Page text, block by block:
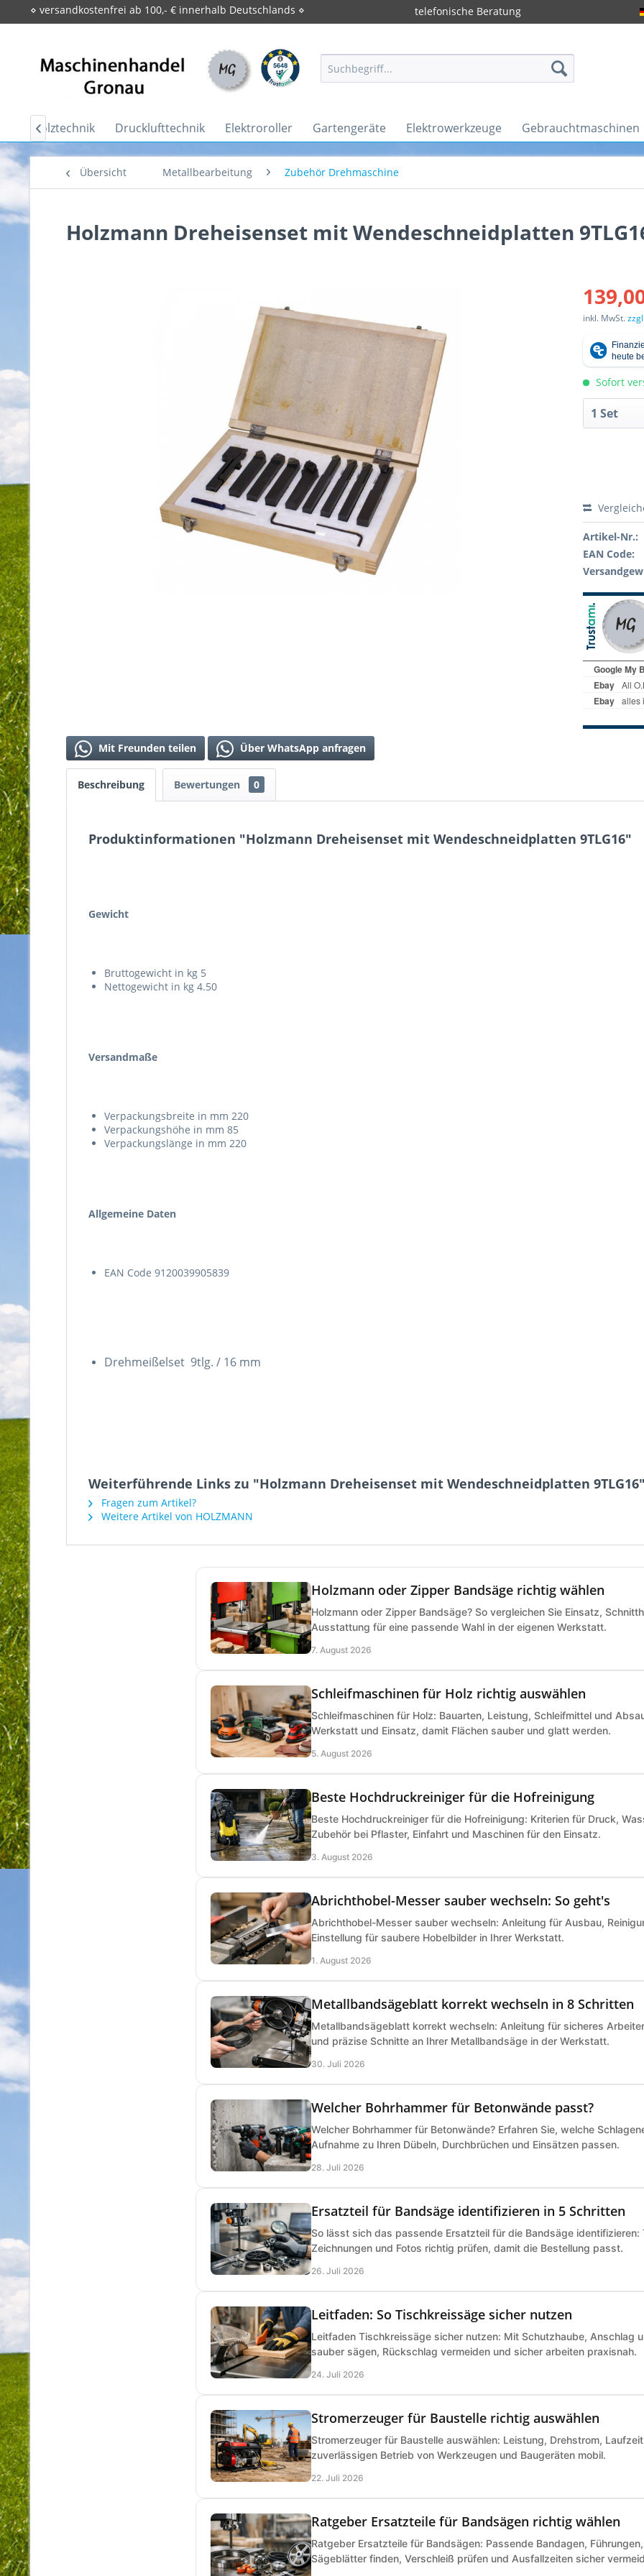
⋄ versandkostenfrei ab 100,- € innerhalb Deutschlands ⋄ telefonische Beratung
Brennholztechnik Drucklufttechnik Elektroroller Gartengeräte Elektrowerkzeuge Gebrauchtmaschinen

Übersicht Metallbearbeitung Zubehör Drehmaschine
Holzmann Dreheisenset mit Wendeschneidplatten
inkl. MwSt.
Sofort
Artikel-Nr.:
EAN Code:
Mit Freunden teilen Über WhatsApp anfragen
Beschreibung Bewertungen 0
Produktinformationen "Holzmann Dreheisenset mit Wendeschneidplatten 9TLG16"
Gewicht
Bruttogewicht in kg 5
Nettogewicht in kg 4.50
Versandmaße
Verpackungsbreite in mm 220
Verpackungshöhe in mm 85
Verpackungslänge in mm 220
Allgemeine Daten
EAN Code 9120039905839
Drehmeißelset 9tlg. / 16 mm
Weiterführende Links zu "Holzmann Dreheisenset mit Wendeschneidplatten
Fragen zum Artikel?
Weitere Artikel von HOLZMANN
Holzmann oder Zipper Bandsäge richtig wählen
Holzmann oder Zipper Bandsäge? So vergleichen Sie Einsatz,
Ausstattung für eine passende Wahl in der eigenen Werkstatt.
7. August 2026
Schleifmaschinen für Holz richtig auswählen
Schleifmaschinen für Holz: Bauarten, Leistung, Schleifmittel und
Werkstatt und Einsatz, damit Flächen sauber und glatt werden.
5. August 2026
Beste Hochdruckreiniger für die Hofreinigung
Beste Hochdruckreiniger für die Hofreinigung: Kriterien für Druck,
Zubehör bei Pflaster, Einfahrt und Maschinen für den Einsatz.
3. August 2026
Abrichthobel-Messer sauber wechseln: So geht's
Abrichthobel-Messer sauber wechseln: Anleitung für Ausbau,
Einstellung für saubere Hobelbilder in Ihrer Werkstatt.
1. August 2026
Metallbandsägeblatt korrekt wechseln in 8 Schritten
Metallbandsägeblatt korrekt wechseln: Anleitung für sicheres
und präzise Schnitte an Ihrer Metallbandsäge in der Werkstatt.
30. Juli 2026
Welcher Bohrhammer für Betonwände passt?
Welcher Bohrhammer für Betonwände? Erfahren Sie, welche
Aufnahme zu Ihren Dübeln, Durchbrüchen und Einsätzen passen.
28. Juli 2026
Ersatzteil für Bandsäge identifizieren in 5 Schritten
So lässt sich das passende Ersatzteil für die Bandsäge identifizieren:
Zeichnungen und Fotos richtig prüfen, damit die Bestellung passt.
26. Juli 2026
Leitfaden: So Tischkreissäge sicher nutzen
Leitfaden Tischkreissäge sicher nutzen: Mit Schutzhaube, Anschlag
sauber sägen, Rückschlag vermeiden und sicher arbeiten praxisnah.
24. Juli 2026
Stromerzeuger für Baustelle richtig auswählen
Stromerzeuger für Baustelle auswählen: Leistung, Drehstrom,
zuverlässigen Betrieb von Werkzeugen und Baugeräten mobil.
22. Juli 2026
Ratgeber Ersatzteile für Bandsägen richtig wählen
Ratgeber Ersatzteile für Bandsägen: Passende Bandagen,
Sägeblätter finden, Verschleiß prüfen und Ausfallzeiten sicher